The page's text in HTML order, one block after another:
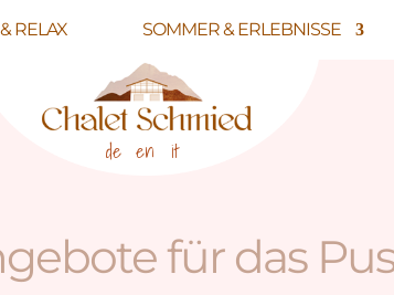
de en it
RELAX SOMMER & ERLEBNISSE
für das